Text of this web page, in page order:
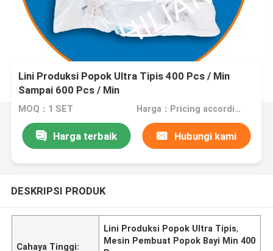
Lini Produksi Popok Ultra Tipis 400 Pcs / Min
Sampai 600 Pcs / Min
MOQ：1 SET Harga：Pricing according to machine configuration
Harga terbaik Hubungi kami
DESKRIPSI PRODUK
Cahaya Tinggi:
Lini Produksi Popok Ultra Tipis,
Mesin Pembuat Popok Bayi Min 400